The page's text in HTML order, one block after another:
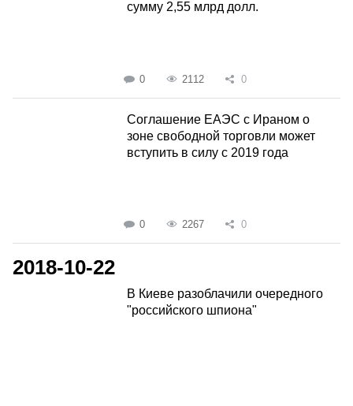
сумму 2,55 млрд долл.
0 2112 0
Соглашение ЕАЭС с Ираном о
зоне свободной торговли может
вступить в силу с 2019 года
0 2267 0
2018-10-22
В Киеве разоблачили очередного
"российского шпиона"